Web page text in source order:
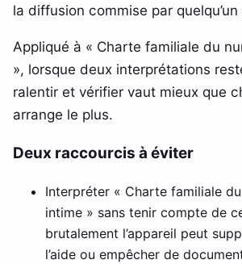
la diffusion commise par quelqu’un
Appliqué à « Charte familiale du
», lorsque deux interprétations
ralentir et vérifier vaut mieux que
arrange le plus.
Deux raccourcis à éviter
Interpréter « Charte familiale
intime » sans tenir compte de
brutalement l’appareil peut
l’aide ou empêcher de